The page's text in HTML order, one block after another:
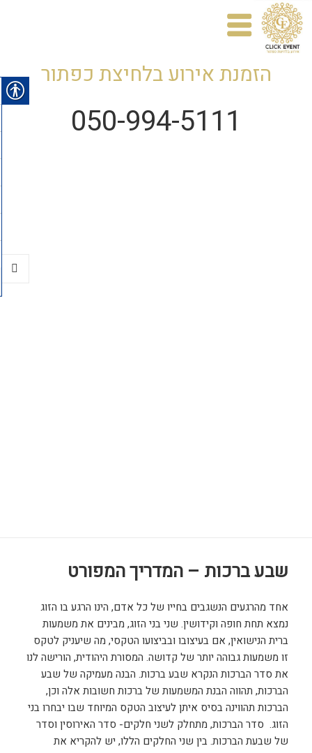
הזמנת אירוע בלחיצת כפתור
050-994-5111
שבע ברכות – המדריך המפורט
אחד מהרגעים הנשגבים בחייו של כל אדם, הינו הרגע בו הזוג
נמצא תחת חופה וקידושין. שני בני הזוג, מבינים את משמעות
ברית הנישואין, אם בעיצובו ובביצועו הטקסי, מה שיעניק לטקס
זו משמעות גבוהה יותר של קדושה. המסורת היהודית, הורישה לנו
את סדר הברכות הנקרא שבע ברכות. הבנה מעמיקה של שבע
הברכות, תהווה הבנת המשמעות של ברכות חשובות אלה וכן,
הברכות תהווינה בסיס איתן לעיצוב הטקס המיוחד שבו יבחרו בני
הזוג. סדר הברכות, מתחלק לשני חלקים- סדר האירוסין וסדר
של שבעת הברכות. בין שני החלקים הללו, יש להקריא את